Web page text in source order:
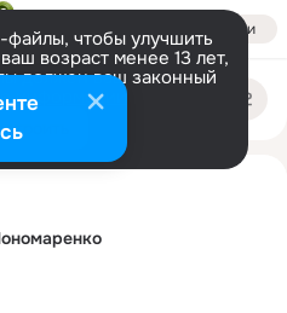
Войти
чтобы улучшить
возраст менее 13 лет,
должен ваш законный
информации